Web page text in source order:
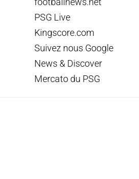
PSG Live
Kingscore.com
Suivez nous Google
News & Discover
Mercato du PSG